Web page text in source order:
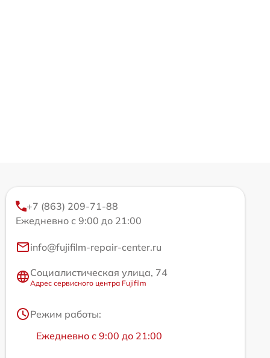
+7 (863) 209-71-88
Ежедневно с 9:00 до 21:00
info@fujifilm-repair-center.ru
Социалистическая улица, 74
Адрес сервисного центра Fujifilm
Режим работы:
Ежедневно с 9:00 до 21:00